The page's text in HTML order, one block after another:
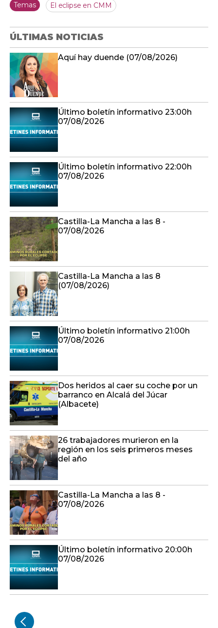
Temas El eclipse en CMM
ÚLTIMAS NOTICIAS
Aquí hay duende (07/08/2026)
Último boletín informativo 23:00h
07/08/2026
Último boletín informativo 22:00h
07/08/2026
Castilla-La Mancha a las 8 -
07/08/2026
Castilla-La Mancha a las 8
(07/08/2026)
Último boletín informativo 21:00h
07/08/2026
Dos heridos al caer su coche por un
barranco en Alcalá del Júcar
(Albacete)
26 trabajadores murieron en la
región en los seis primeros meses
del año
Castilla-La Mancha a las 8 -
07/08/2026
Último boletín informativo 20:00h
07/08/2026